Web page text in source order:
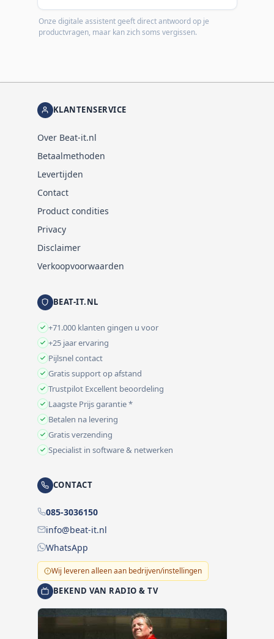
Onze digitale assistent geeft direct antwoord op je
productvragen, maar kan zich soms vergissen.
KLANTENSERVICE
Over Beat-it.nl
Betaalmethoden
Levertijden
Contact
Product condities
Privacy
Disclaimer
Verkoopvoorwaarden
BEAT-IT.NL
+71.000 klanten gingen u voor
+25 jaar ervaring
Pijlsnel contact
Gratis support op afstand
Trustpilot Excellent beoordeling
Laagste Prijs garantie *
Betalen na levering
Gratis verzending
Specialist in software & netwerken
CONTACT
085-3036150
info@beat-it.nl
WhatsApp
Wij leveren alleen aan bedrijven/instellingen
BEKEND VAN RADIO & TV